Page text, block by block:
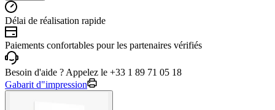
Délai de réalisation rapide
Paiements confortables pour les partenaires vérifiés
Besoin d'aide ? Appelez le +33 1 89 71 05 18
Gabarit d"impression